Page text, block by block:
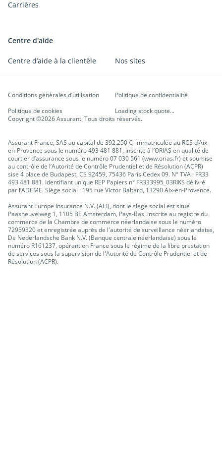
Carrières
Centre d'aide
Centre d’aide à la clientèle Nos sites
Copyright ©2026 Assurant. Tous droits réservés.
Conditions générales d’utilisation
Politique de confidentialité
Politique de cookies
Loading stock quote...
Assurant France, SAS au capital de 392.250 €, immatriculée au RCS d’Aix-
en-Provence sous le numéro 493 481 881, inscrite à l’ORIAS en qualité de
courtier d’assurance sous le numéro 07 030 561 (www.orias.fr) et soumise
au contrôle de l’Autorité de Contrôle Prudentiel et de Résolution (ACPR)
sise 4 place de Budapest, CS 92459, 75436 Paris Cedex 09. N° TVA : FR33
493 481 881. Identifiant unique REP Papiers n° FR333995_03RIKS délivré
par l’ADEME. Siège social : 195 rue Victor Baltard, 13290 Aix-en-Provence.
Assurant Europe Insurance N.V. (AEI), dont le siège social est situé
Paasheuvelweg 1, 1105 BE Amsterdam, Pays-Bas, inscrite au registre du
commerce de la Chambre de commerce néerlandaise sous le numéro
72959320 et enregistrée auprès de l'autorité de surveillance néerlandaise,
De Nederlandsche Bank N.V. (Banque centrale néerlandaise) sous le
numéro R161237, opérant en France sous le régime de la libre prestation
de services sous la supervision de l'Autorité de Contrôle Prudentiel et de
Résolution (ACPR).